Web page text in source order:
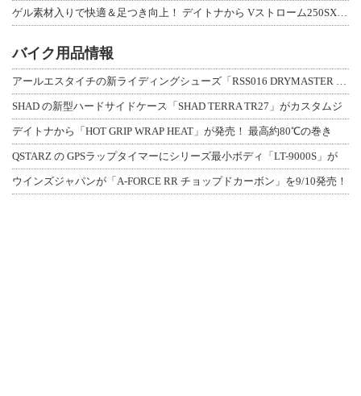
バイク用品情報
SHAD の新型ハードサイドケース「SHAD TERRA TR27」がカスタムジ
デイトナから「HOT GRIP WRAP HEAT」が発売！ 最高約80℃の巻き
QSTARZ の GPSラップタイマーにシリーズ最小ボディ「LT-9000S」が
ウインズジャパンが「A-FORCE RR チョップドカーボン」を9/10発売！